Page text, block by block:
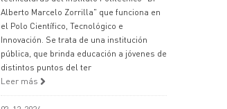
Alberto Marcelo Zorrilla" que funciona en
el Polo Científico, Tecnológico e
Innovación. Se trata de una institución
pública, que brinda educación a jóvenes de
distintos puntos del ter
Leer más